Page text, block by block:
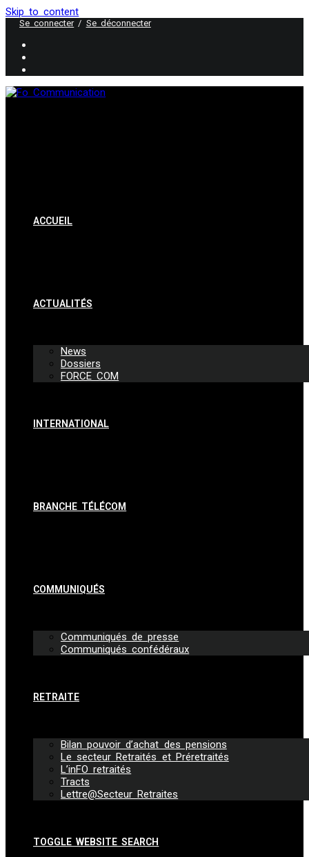
Skip to content
Se connecter/ Se déconnecter
ACCUEIL
ACTUALITÉS
News
Dossiers
FORCE COM
INTERNATIONAL
BRANCHE TÉLÉCOM
COMMUNIQUÉS
Communiqués de presse
Communiqués confédéraux
RETRAITE
Bilan pouvoir d’achat des pensions
Le secteur Retraités et Préretraités
L’inFO retraités
Tracts
Lettre@Secteur Retraites
TOGGLE WEBSITE SEARCH